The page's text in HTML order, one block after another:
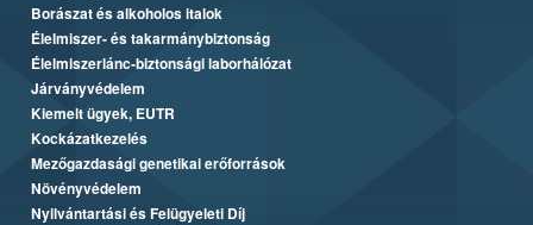
Borászat és alkoholos italok
Élelmiszer- és takarmánybiztonság
Élelmiszerlánc-biztonsági laborhálózat
Járványvédelem
Kiemelt ügyek, EUTR
Kockázatkezelés
Mezőgazdasági genetikai erőforrások
Növényvédelem
Nyilvántartási és Felügyeleti Díj